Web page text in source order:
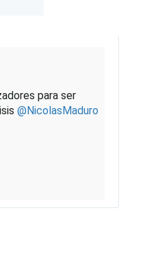
para ser
@ NicolasMaduro